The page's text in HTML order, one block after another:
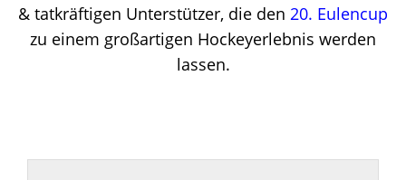
& tatkräftigen Unterstützer, die den 20. Eulencup
zu einem großartigen Hockeyerlebnis werden
lassen.